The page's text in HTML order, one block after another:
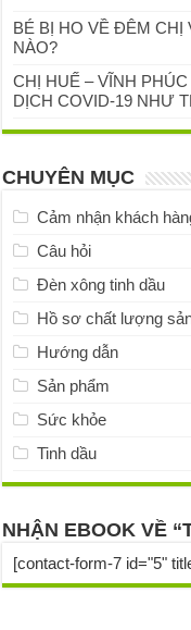
BÉ BỊ HO VỀ ĐÊM CHỊ
NÀO?
CHỊ HUẾ – VĨNH
DỊCH COVID-19 NHƯ
CHUYÊN MỤC
Cảm nhận khách
Câu hỏi
Đèn xông tinh dầu
Hồ sơ chất lượng
Hướng dẫn
Sản phẩm
Sức khỏe
Tinh dầu
NHẬN EBOOK VỀ
[contact-form-7 id="5"